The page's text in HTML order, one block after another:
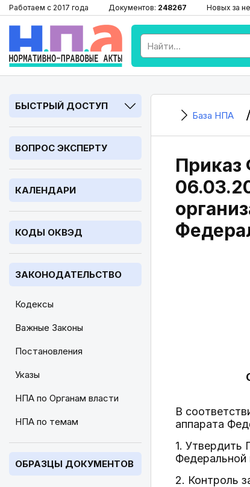
Работаем с 2017 года Документов: 248267 Новых за
БЫСТРЫЙ ДОСТУП
ВОПРОС ЭКСПЕРТУ
КАЛЕНДАРИ
КОДЫ ОКВЭД
ЗАКОНОДАТЕЛЬСТВО
Кодексы
Важные Законы
Постановления
Указы
НПА по Органам власти
НПА по темам
ОБРАЗЦЫ ДОКУМЕНТОВ
База НПА
Приказ
В
аппарата
1. Утвердить
Федеральной
2. Контроль